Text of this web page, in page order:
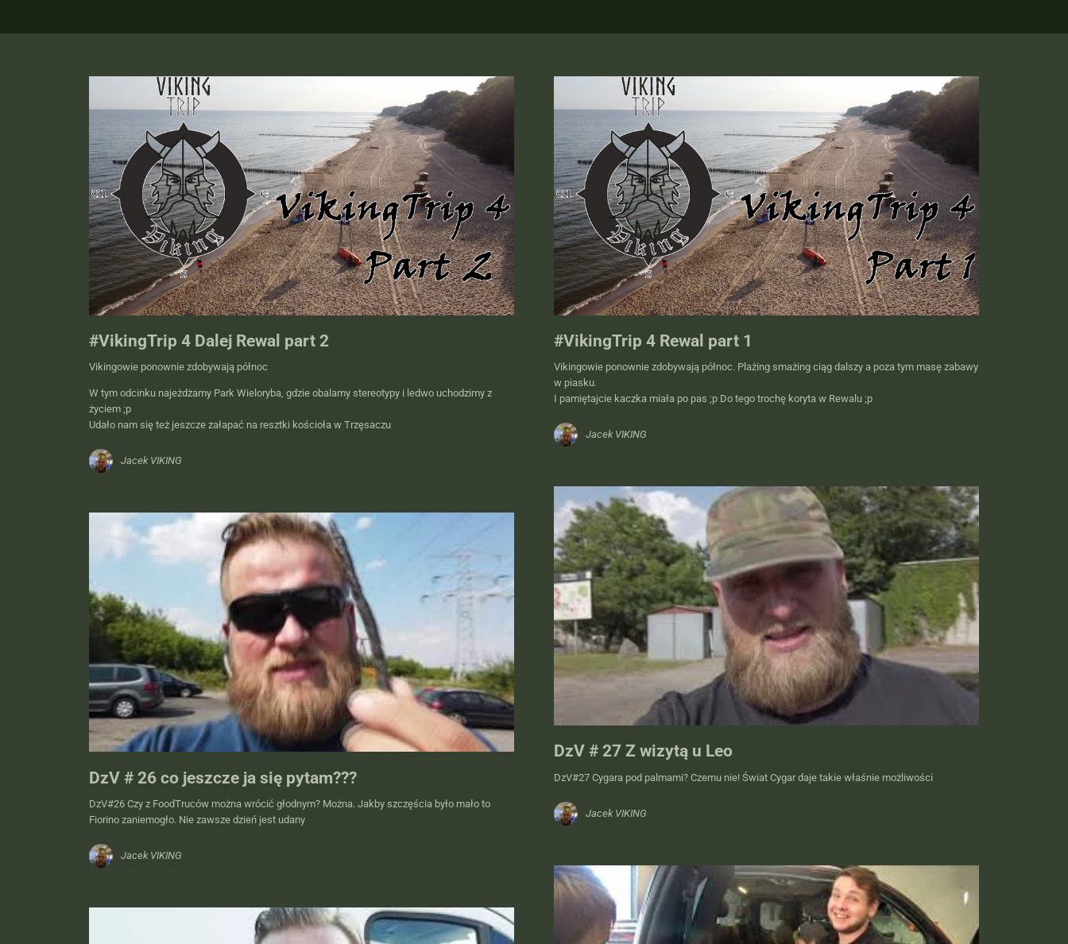
#VikingTrip 4 Dalej Rewal part 2
Vikingowie ponownie zdobywają północ
W tym odcinku najeżdżamy Park Wieloryba, gdzie obalamy stereotypy i ledwo uchodzimy z
życiem ;p
Udało nam się też jeszcze załapać na resztki kościoła w Trzęsaczu
Jacek VIKING
#VikingTrip 4 Rewal part 1
Vikingowie ponownie zdobywają północ. Plażing smażing ciąg dalszy a poza tym masę zabawy
w piasku.
I pamiętajcie kaczka miała po pas ;p Do tego trochę koryta w Rewalu ;p
Jacek VIKING
DzV # 27 Z wizytą u Leo
DzV#27 Cygara pod palmami? Czemu nie! Świat Cygar daje takie właśnie możliwości
Jacek VIKING
DzV # 26 co jeszcze ja się pytam???
DzV#26 Czy z FoodTruców można wrócić głodnym? Można. Jakby szczęścia było mało to
Fiorino zaniemogło. Nie zawsze dzień jest udany
Jacek VIKING